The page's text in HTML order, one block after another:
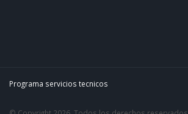
Programa servicios tecnicos